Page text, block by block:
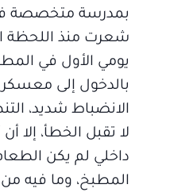
بمدرسة متخصصة
شعرت منذ اللحظة
يومي الأول في
بالدخول إلى
الانضباط شديد،
لا تقبل الخطأ، إلا
داخلي لم يكن
المطبخ، وما فيه